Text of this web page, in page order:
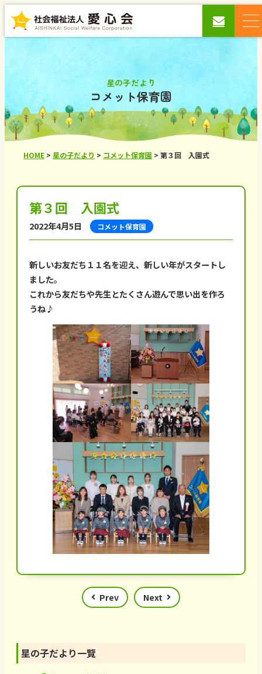
コメット保育園
星の子だより
HOME >星の子だより > コメット保育園 >第３回 入園式
第３回 入園式
2022年4月5日 コメット保育園
新しいお友だち１１名を迎え、新しい年がスタートし
ました。
これから友だちや先生とたくさん遊んで思い出を作ろ
うね♪
Prev Next
星の子だより一覽